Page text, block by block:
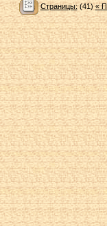
Страницы:(41)«